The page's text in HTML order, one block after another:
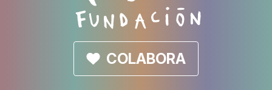
COLABORA